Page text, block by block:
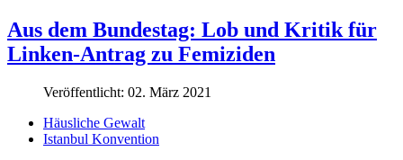
Aus dem Bundestag: Lob und Kritik für
Linken-Antrag zu Femiziden
Veröffentlicht: 02. März 2021
Häusliche Gewalt
Istanbul Konvention